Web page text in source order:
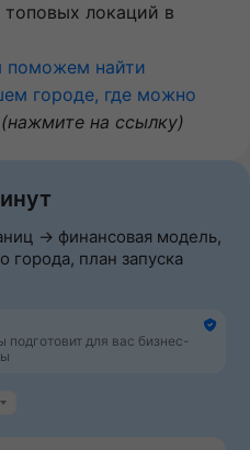
локаций в
поможем найти
городе, где можно
(нажмите на ссылку)
→ финансовая модель,
города, план запуска
для вас бизнес-